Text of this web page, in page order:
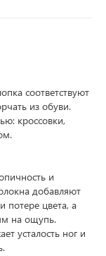
соответствуют
из обуви.
кроссовки,
и
добавляют
потере цвета, а
на ощупь.
усталость ног и